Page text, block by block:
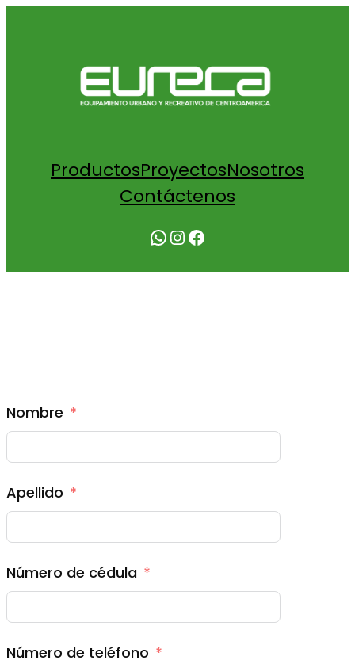
ProductosProyectosNosotros
Contáctenos
WhatsApp Instagram Facebook
Nombre
Apellido
Número de cédula
Número de teléfono